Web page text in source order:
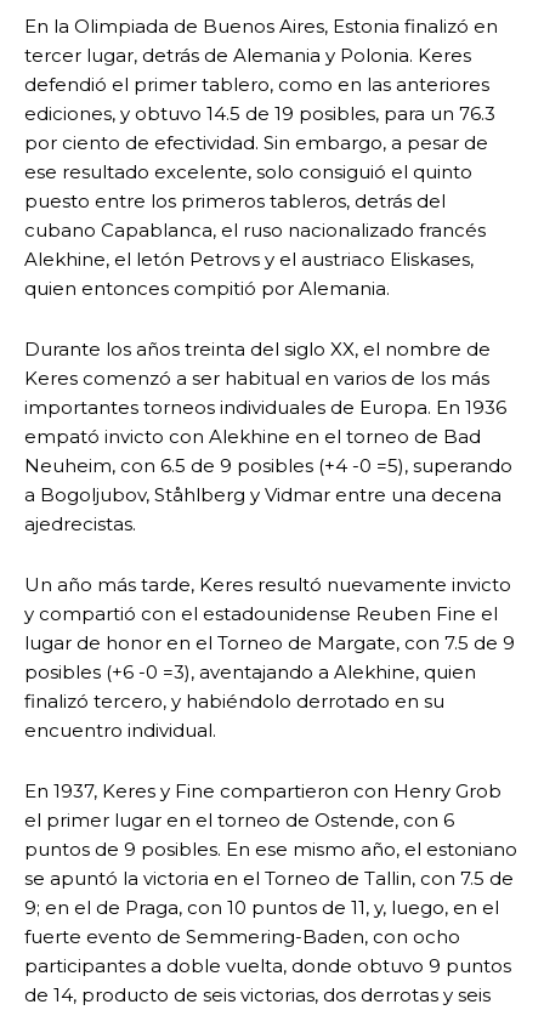
En la Olimpiada de Buenos Aires, Estonia finalizó en
tercer lugar, detrás de Alemania y Polonia. Keres
defendió el primer tablero, como en las anteriores
ediciones, y obtuvo 14.5 de 19 posibles, para un 76.3
por ciento de efectividad. Sin embargo, a pesar de
ese resultado excelente, solo consiguió el quinto
puesto entre los primeros tableros, detrás del
cubano Capablanca, el ruso nacionalizado francés
Alekhine, el letón Petrovs y el austriaco Eliskases,
quien entonces compitió por Alemania.
Durante los años treinta del siglo XX, el nombre de
Keres comenzó a ser habitual en varios de los más
importantes torneos individuales de Europa. En 1936
empató invicto con Alekhine en el torneo de Bad
Neuheim, con 6.5 de 9 posibles (+4 -0 =5), superando
a Bogoljubov, Ståhlberg y Vidmar entre una decena
ajedrecistas.
Un año más tarde, Keres resultó nuevamente invicto
y compartió con el estadounidense Reuben Fine el
lugar de honor en el Torneo de Margate, con 7.5 de 9
posibles (+6 -0 =3), aventajando a Alekhine, quien
finalizó tercero, y habiéndolo derrotado en su
encuentro individual.
En 1937, Keres y Fine compartieron con Henry Grob
el primer lugar en el torneo de Ostende, con 6
puntos de 9 posibles. En ese mismo año, el estoniano
se apuntó la victoria en el Torneo de Tallin, con 7.5 de
9; en el de Praga, con 10 puntos de 11, y, luego, en el
fuerte evento de Semmering-Baden, con ocho
participantes a doble vuelta, donde obtuvo 9 puntos
de 14, producto de seis victorias, dos derrotas y seis